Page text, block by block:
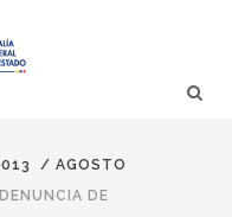
/ AGOSTO
DE